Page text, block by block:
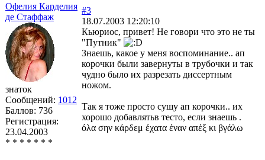
Офелия Карделия
де Стаффаж
знаток
Сообщений: 1012
Баллов: 736
Регистрация:
23.04.2003
* * * * * * *
#3
18.07.2003 12:20:10
Кьюриос, привет! Не говори что это не ты
"Путник"
Знаешь, какое у меня воспоминание.. ап
корочки были завернуты в трубочки и так
чудно было их разрезать диссертным
ножом.
Так я тоже просто сушу ап корочки.. их
хорошо добавлятьв тесто, если знаешь .
όλα σην κάρδεμ έχατα έναν απέξ κι βγάλω